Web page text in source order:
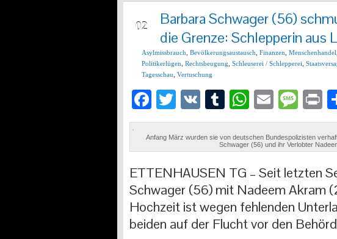
02
Barbara Schwager (56)
die Grenze: Schlepperin aus
Asylmissbrauch Bevölkerungsaustausch Finanzen Menschenhandel
Politikerlügen Rechtsbeugung Schleuserei / Schlepperei
Tagesschau Vertuschung
Facebook
Twitter
VK TumblrEmail
Anfang März wurden sie von deutschen Bundespolizisten
Schwager (56) und ihr Verlobter
ETTENHAUSEN TG – Seit letzten
Schwager (56) mit Nadeem Akram
Hochzeit ist wegen fehlenden
beiden auf der Flucht vor den